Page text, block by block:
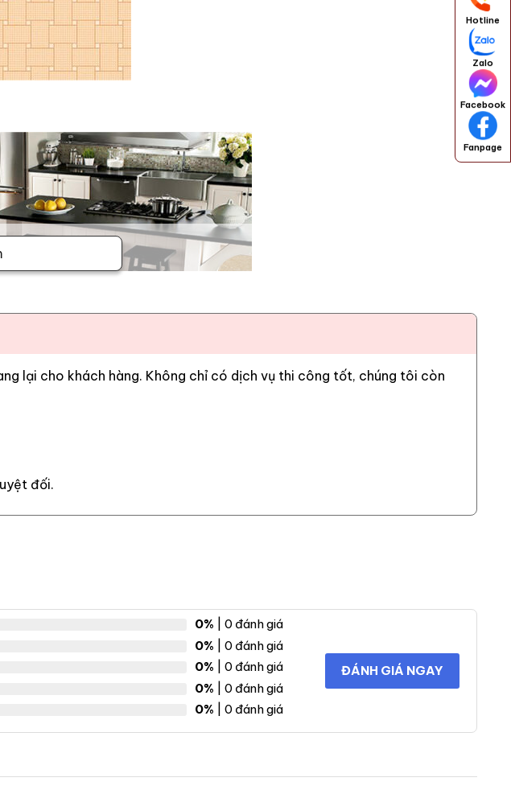
lại cho khách hàng. Không chỉ có dịch vụ thi công tốt, chúng tôi còn
đối.
0% | 0 đánh giá
0% | 0 đánh giá
0% | 0 đánh giá
0% | 0 đánh giá
0% | 0 đánh giá
ĐÁNH GIÁ NGAY
Hotline
Zalo
Facebook
Fanpage